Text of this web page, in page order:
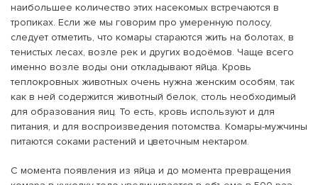
наибольшее количество этих насекомых встречаются в
тропиках. Если же мы говорим про умеренную полосу,
следует отметить, что комары стараются жить на болотах, в
тенистых лесах, возле рек и других водоёмов. Чаще всего
именно возле воды они откладывают яйца. Кровь
теплокровных животных очень нужна женским особям, так
как в ней содержится животный белок, столь необходимый
для образования яиц. То есть, кровь используют и для
питания, и для воспроизведения потомства. Комары-мужчины
питаются соками растений и цветочным нектаром.
С момента появления из яйца и до момента превращения